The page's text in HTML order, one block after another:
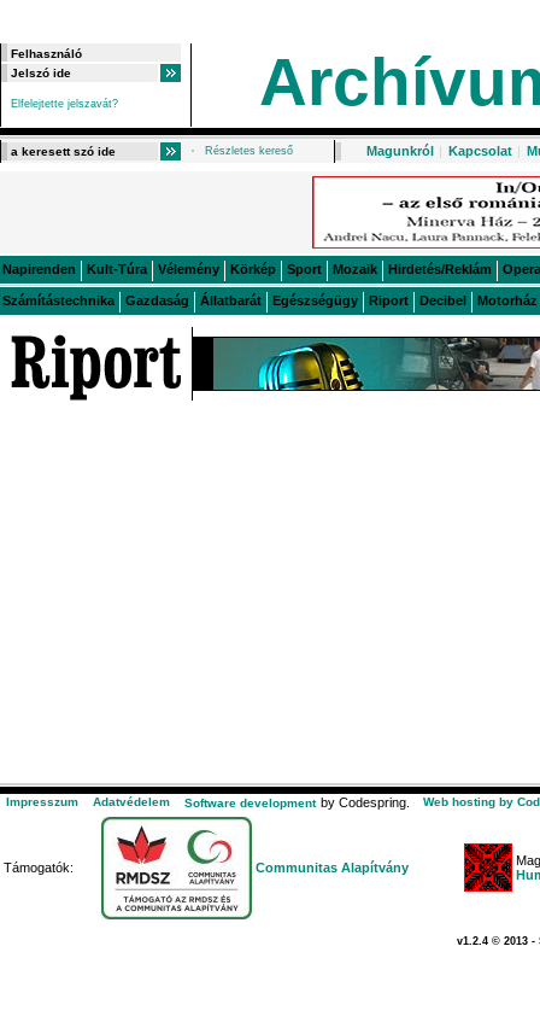
Elfelejtette jelszavát?
Részletes kereső Magunkról | Kapcsolat |
Napirenden Kult-Túra Vélemény Körkép Sport Mozaik Hirdetés/Reklám Opera
Számítástechnika Gazdaság Állatbarát Egészségügy Riport Decibel Motorház
Impresszum Adatvédelem Software development by Codespring. Web hosting by
Támogatók: Communitas Alapítvány
v1.2.4 © 2013